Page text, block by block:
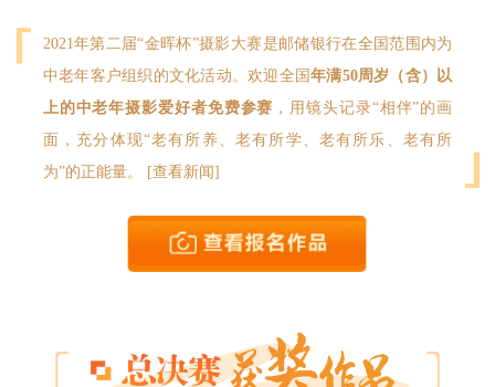
2021年第二届“金晖杯”摄影大赛是邮储银行在全国范围内为
中老年客户组织的文化活动。欢迎全国年满50周岁（含）以
上的中老年摄影爱好者免费参赛 ，用镜头记录“相伴”的画
面，充分体现“老有所养、老有所学、老有所乐、老有所
为”的正能量。 [查看新闻]